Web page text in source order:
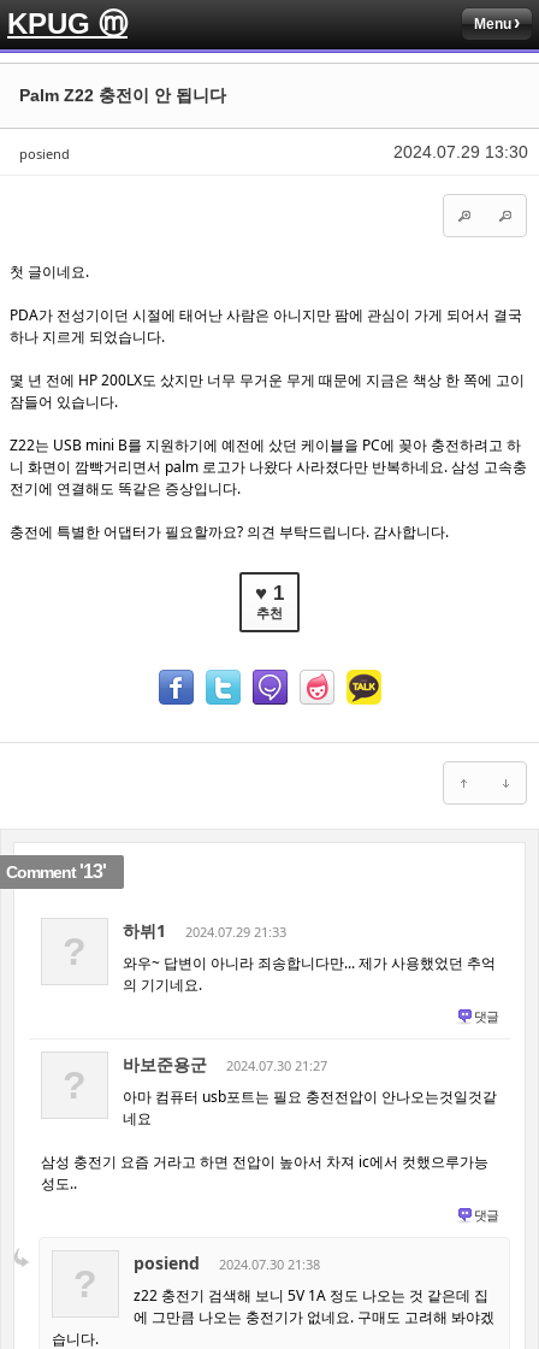
KPUG ⓜ Menu
2024.07.29 13:30
Palm Z22 충전이 안 됩니다
posiend
첫 글이네요.
PDA가 전성기이던 시절에 태어난 사람은 아니지만 팜에 관심이 가게 되어서 결국
하나 지르게 되었습니다.
몇 년 전에 HP 200LX도 샀지만 너무 무거운 무게 때문에 지금은 책상 한 쪽에 고이
잠들어 있습니다.
Z22는 USB mini B를 지원하기에 예전에 샀던 케이블을 PC에 꽂아 충전하려고 하
니 화면이 깜빡거리면서 palm 로고가 나왔다 사라졌다만 반복하네요. 삼성 고속충
전기에 연결해도 똑같은 증상입니다.
충전에 특별한 어댑터가 필요할까요? 의견 부탁드립니다. 감사합니다.
♥ 1
추천
Comment'13'
? 하뷔1 2024.07.29 21:33
와우~ 답변이 아니라 죄송합니다만... 제가 사용했었던 추억
의 기기네요.
댓글
? 바보준용군 2024.07.30 21:27
아마 컴퓨터 usb포트는 필요 충전전압이 안나오는것일것같
네요
삼성 충전기 요즘 거라고 하면 전압이 높아서 차져 ic에서 컷했으루가능
성도..
댓글
? posiend 2024.07.30 21:38
z22 충전기 검색해 보니 5V 1A 정도 나오는 것 같은데 집
에 그만큼 나오는 충전기가 없네요. 구매도 고려해 봐야겠
습니다.
Sketchbook5, 스케치북5
Sketchbook5, 스케치북5
Sketchbook5, 스케치북5
Sketchbook5, 스케치북5